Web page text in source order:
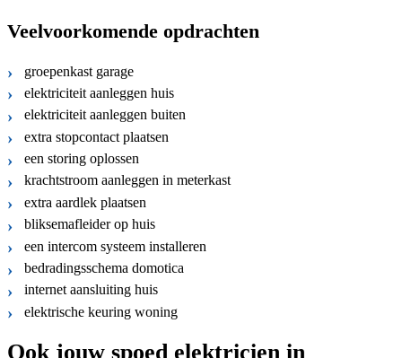
Veelvoorkomende opdrachten
groepenkast garage
elektriciteit aanleggen huis
elektriciteit aanleggen buiten
extra stopcontact plaatsen
een storing oplossen
krachtstroom aanleggen in meterkast
extra aardlek plaatsen
bliksemafleider op huis
een intercom systeem installeren
bedradingsschema domotica
internet aansluiting huis
elektrische keuring woning
Ook jouw spoed elektricien in